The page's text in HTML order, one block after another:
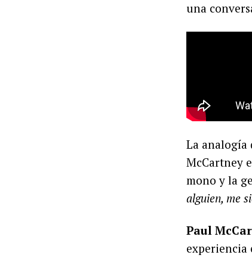
una
La analogía
McCartney
mono y la
alguien, me
Paul
experiencia